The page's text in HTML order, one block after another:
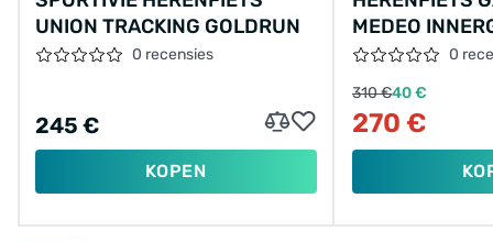
UNION TRACKING GOLDRUN
0 recensies
245 €
KOPEN
MEDEO
0
310 €40 €
270 €